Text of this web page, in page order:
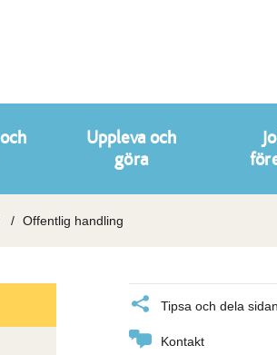
Uppleva och
göra
Offentlig handling
Tipsa och dela sidan
Kontakt